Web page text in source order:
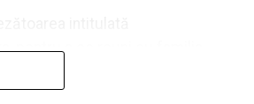
pentru a se reuni cu familia